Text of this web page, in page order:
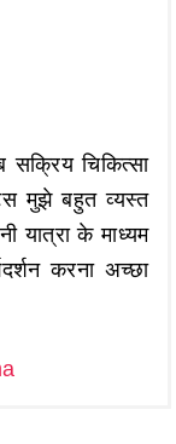
चिकित्सा
मुझे बहुत व्यस्त
यात्रा के माध्यम
करना अच्छा